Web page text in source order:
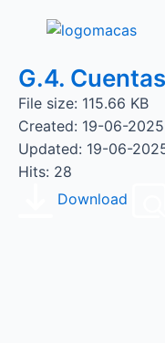
G.4.
File size: 115.66 KB
Created: 19-06-2025
Updated: 19-06-
Hits: 28
Download